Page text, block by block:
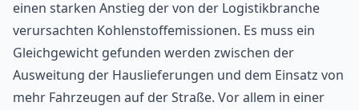
einen starken Anstieg der von der Logistikbranche
verursachten Kohlenstoffemissionen. Es muss ein
Gleichgewicht gefunden werden zwischen der
Ausweitung der Hauslieferungen und dem Einsatz von
mehr Fahrzeugen auf der Straße. Vor allem in einer